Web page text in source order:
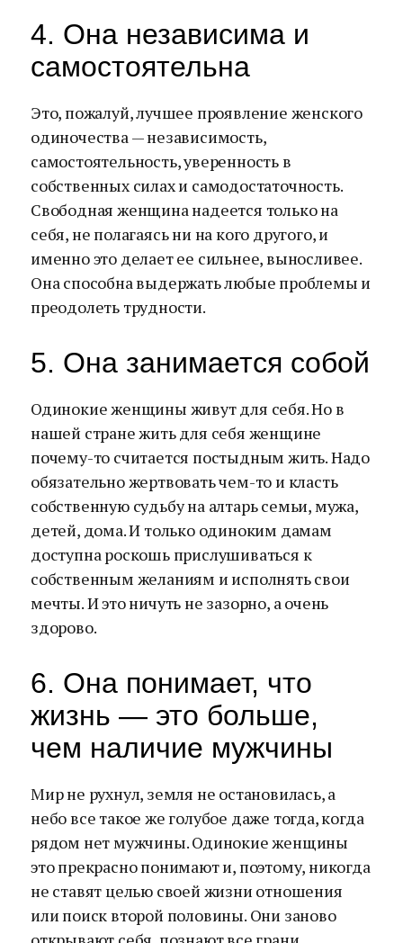
4. Она независима и
самостоятельна
Это, пожалуй, лучшее проявление женского
одиночества — независимость,
самостоятельность, уверенность в
собственных силах и самодостаточность.
Свободная женщина надеется только на
себя, не полагаясь ни на кого другого, и
именно это делает ее сильнее, выносливее.
Она способна выдержать любые проблемы и
преодолеть трудности.
5. Она занимается собой
Одинокие женщины живут для себя. Но в
нашей стране жить для себя женщине
почему-то считается постыдным жить. Надо
обязательно жертвовать чем-то и класть
собственную судьбу на алтарь семьи, мужа,
детей, дома. И только одиноким дамам
доступна роскошь прислушиваться к
собственным желаниям и исполнять свои
мечты. И это ничуть не зазорно, а очень
здорово.
6. Она понимает, что
жизнь — это больше,
чем наличие мужчины
Мир не рухнул, земля не остановилась, а
небо все такое же голубое даже тогда, когда
рядом нет мужчины. Одинокие женщины
это прекрасно понимают и, поэтому, никогда
не ставят целью своей жизни отношения
или поиск второй половины. Они заново